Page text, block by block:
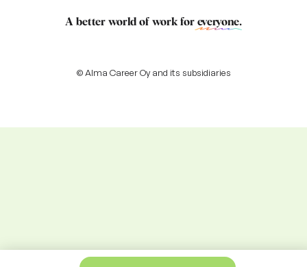
A better world of work for everyone.
© Alma Career Oy and its subsidiaries